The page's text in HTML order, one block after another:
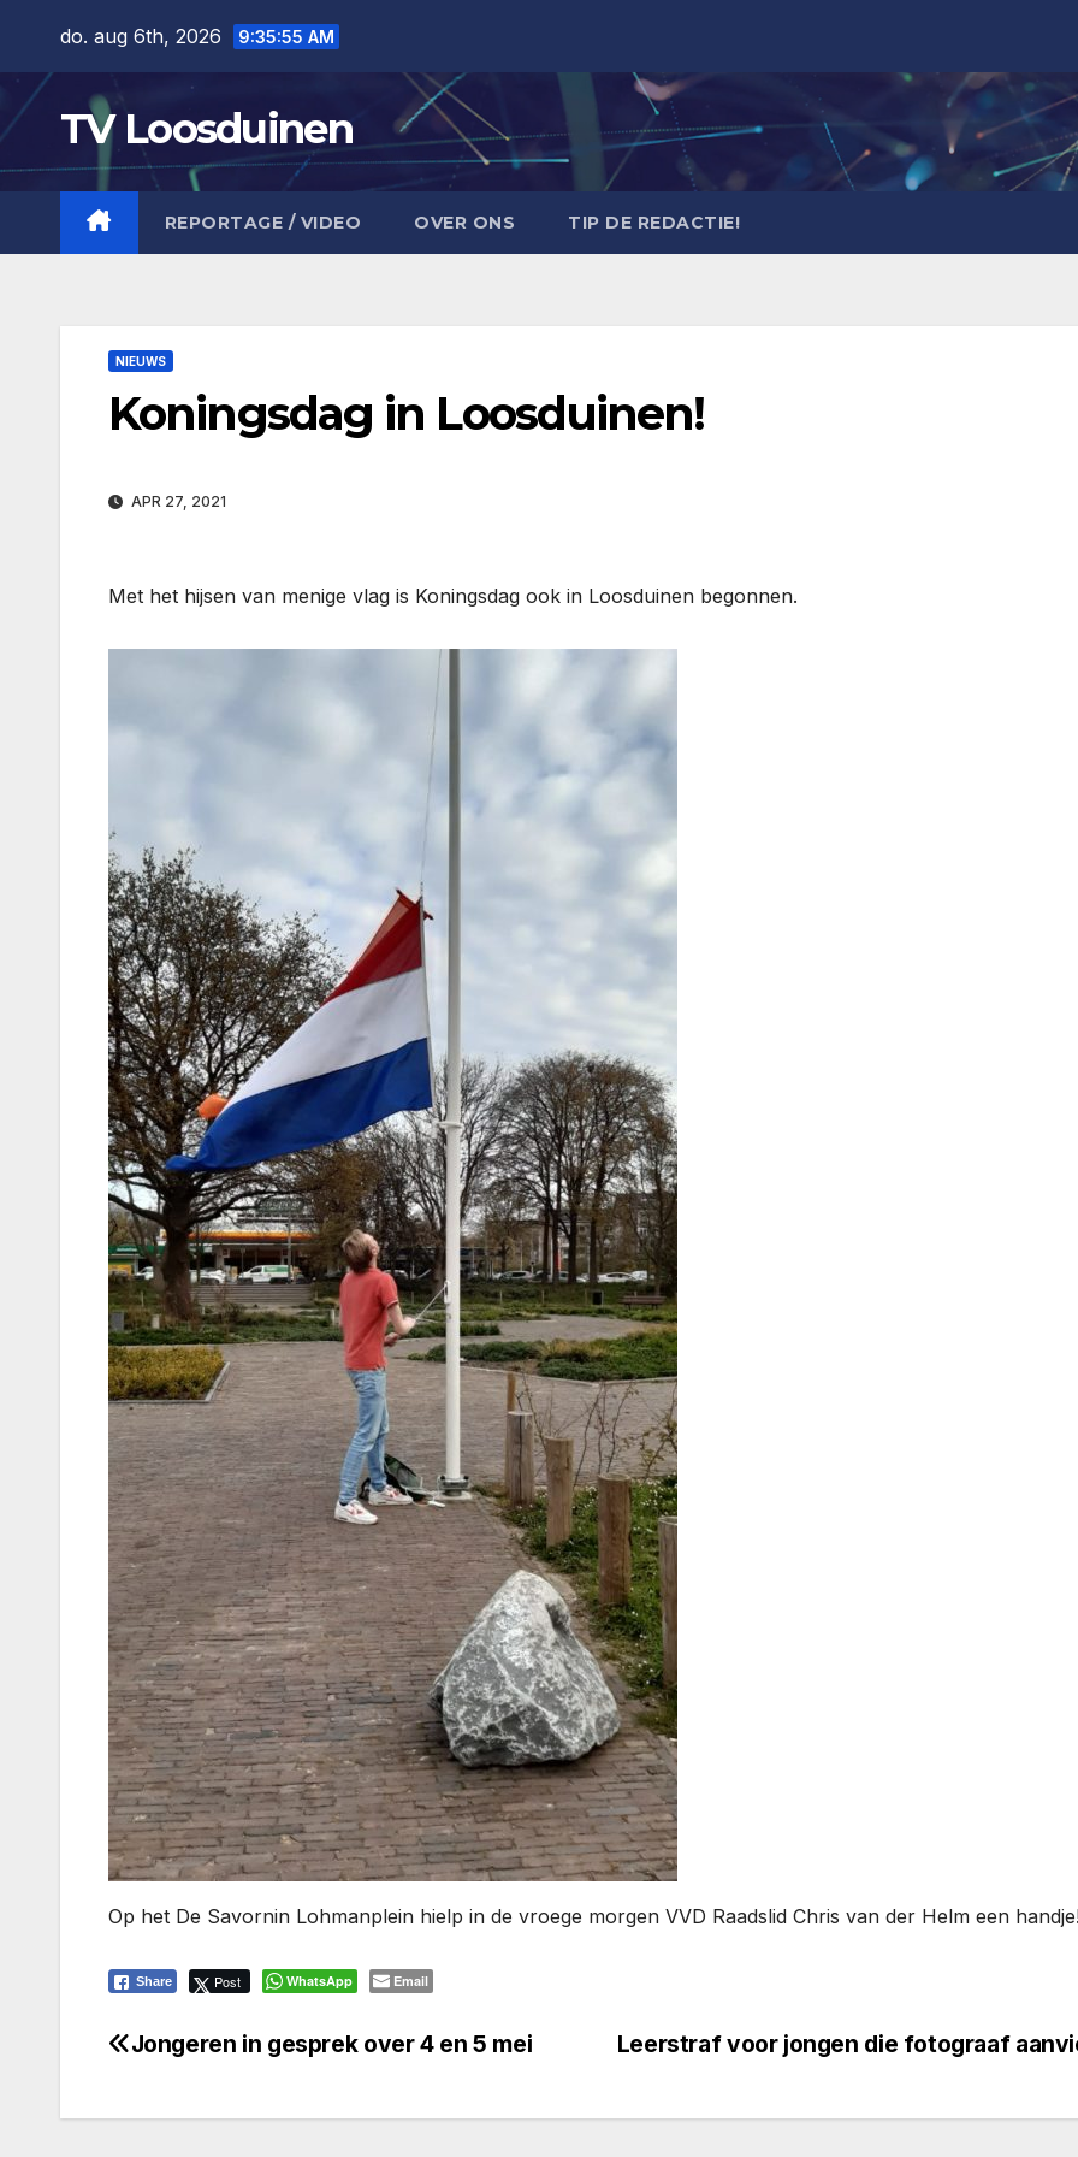
inhoud
do. aug 6th, 2026 9:35:56 AM
TV Loosduinen
REPORTAGE / VIDEO OVER ONS TIP DE REDACTIE!
NIEUWS
Koningsdag in Loosduinen!
APR 27, 2021
Met het hijsen van menige vlag is Koningsdag ook in Loosduinen begonnen.
Op het De Savornin Lohmanplein hielp in de vroege morgen VVD Raadslid Chris van der Helm een
Share Post WhatsApp Email
Bericht
Leerstraf voor jongen die fotograaf
Jongeren in gesprek over 4 en 5 mei